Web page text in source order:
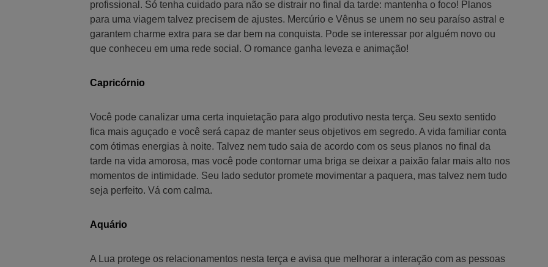
profissional. Só tenha cuidado para não se distrair no final da tarde: mantenha o foco! Planos
para uma viagem talvez precisem de ajustes. Mercúrio e Vênus se unem no seu paraíso astral e
garantem charme extra para se dar bem na conquista. Pode se interessar por alguém novo ou
que conheceu em uma rede social. O romance ganha leveza e animação!
Capricórnio
Você pode canalizar uma certa inquietação para algo produtivo nesta terça. Seu sexto sentido
fica mais aguçado e você será capaz de manter seus objetivos em segredo. A vida familiar conta
com ótimas energias à noite. Talvez nem tudo saia de acordo com os seus planos no final da
tarde na vida amorosa, mas você pode contornar uma briga se deixar a paixão falar mais alto nos
momentos de intimidade. Seu lado sedutor promete movimentar a paquera, mas talvez nem tudo
seja perfeito. Vá com calma.
Aquário
A Lua protege os relacionamentos nesta terça e avisa que melhorar a interação com as pessoas